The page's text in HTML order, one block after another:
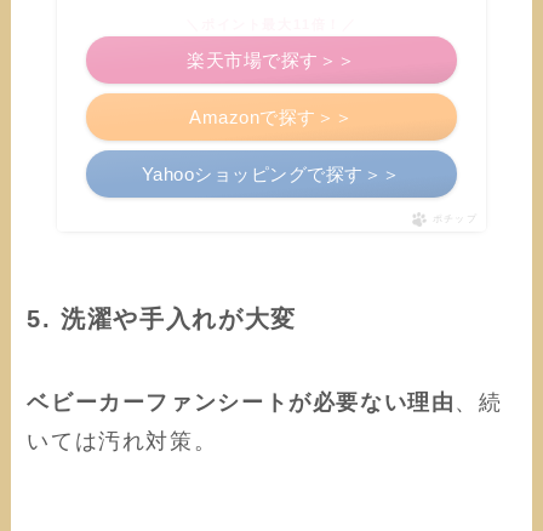
Amazonで探す＞＞
楽天市場で探す＞＞
Yahooショッピングで探す＞＞
ポチップ
5. 洗濯や手入れが大変
ベビーカーファンシートが必要ない理由 、続
いては汚れ対策。